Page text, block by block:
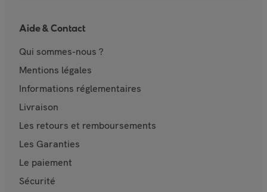
Aide & Contact
Qui sommes-nous ?
Mentions légales
Informations réglementaires
Livraison
Les retours et remboursements
Les Garanties
Le paiement
Sécurité